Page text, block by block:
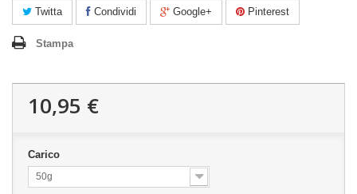
Twitta Condividi Google+ Pinterest
Stampa
10,95 €
Carico
50g